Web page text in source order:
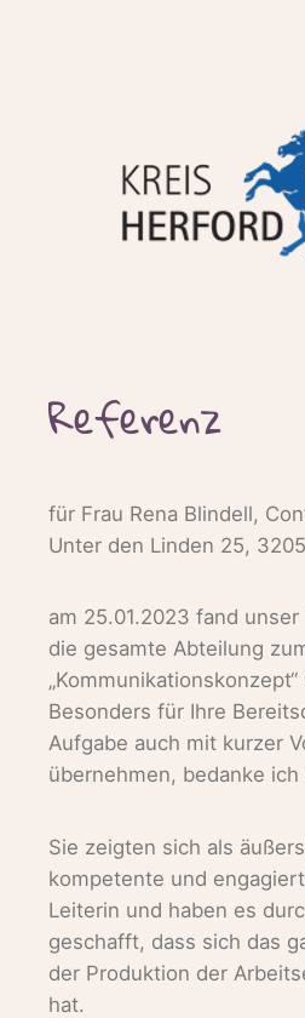
Referenz
für Frau Rena Blindell,
Unter den Linden 25,
am 25.01.2023 fand
die gesamte Abteilung
Besonders für Ihre
Aufgabe auch mit kurzer
übernehmen, bedanke
Sie zeigten sich als
kompetente und
Leiterin und haben es
geschafft, dass sich das
der Produktion der
hat.